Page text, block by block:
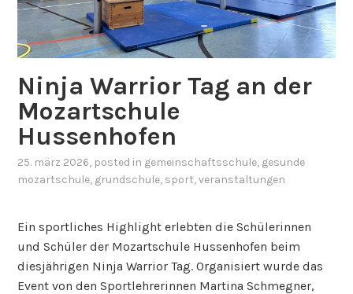
Ninja Warrior Tag an der
Mozartschule
Hussenhofen
25. märz 2026, posted in gemeinschaftsschule, gesunde
mozartschule, grundschule, sport,veranstaltungen
Ein sportliches Highlight erlebten die Schülerinnen
und Schüler der Mozartschule Hussenhofen beim
diesjährigen Ninja Warrior Tag. Organisiert wurde das
Event von den Sportlehrerinnen Martina Schmegner,